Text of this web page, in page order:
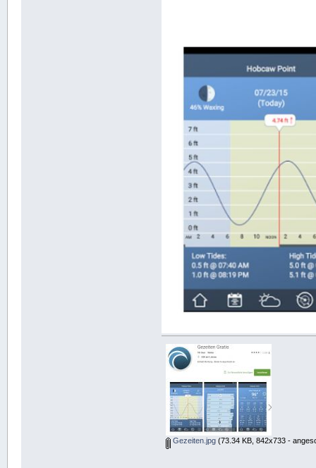
Gezeiten.jpg(73.34 KB, 842x733 -